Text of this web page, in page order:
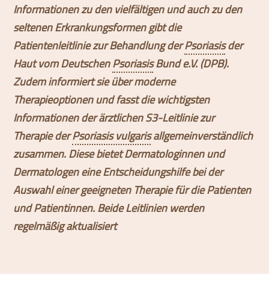
Informationen zu den vielfältigen und auch zu den
seltenen Erkrankungsformen gibt die
Patientenleitlinie zur Behandlung derPsoriasisder
Haut vom DeutschenPsoriasisBund e.V. (DPB).
Zudem informiert sie über moderne
Therapieoptionen und fasst die wichtigsten
Informationen der ärztlichen S3-Leitlinie zur
Therapie derPsoriasis vulgarisallgemeinverständlich
zusammen. Diese bietet Dermatologinnen und
Dermatologen eine Entscheidungshilfe bei der
Auswahl einer geeigneten Therapie für die Patienten
und Patientinnen. Beide Leitlinien werden
regelmäßig aktualisiert